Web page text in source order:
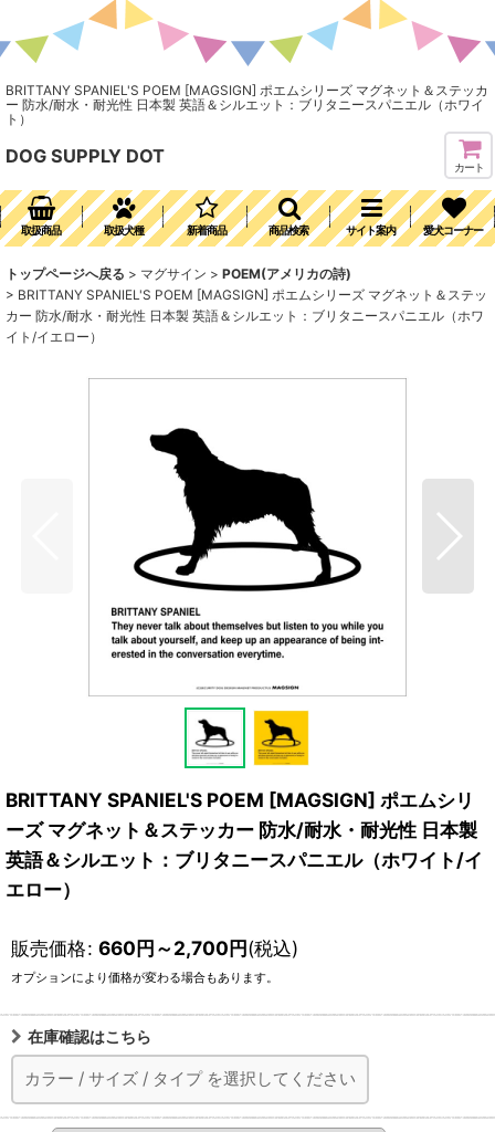
BRITTANY SPANIEL'S POEM [MAGSIGN] ポエムシリーズ マグネット＆ステッカ
ー 防水/耐水・耐光性 日本製 英語＆シルエット：ブリタニースパニエル（ホワイ
ト）
DOG SUPPLY DOT
カート
取扱商品 取扱犬種 新着商品 商品検索 サイト案内 愛犬コーナー
トップページへ戻る > マグサイン > POEM(アメリカの詩)
> BRITTANY SPANIEL'S POEM [MAGSIGN] ポエムシリーズ マグネット＆ステッ
カー 防水/耐水・耐光性 日本製 英語＆シルエット：ブリタニースパニエル（ホワ
イト/イエロー）
BRITTANY SPANIEL'S POEM [MAGSIGN] ポエムシリ
ーズ マグネット＆ステッカー 防水/耐水・耐光性 日本製
英語＆シルエット：ブリタニースパニエル（ホワイト/イ
エロー）
販売価格: 660円～2,700円(税込)
オプションにより価格が変わる場合もあります。
在庫確認はこちら
カラー / サイズ / タイプ を選択してください